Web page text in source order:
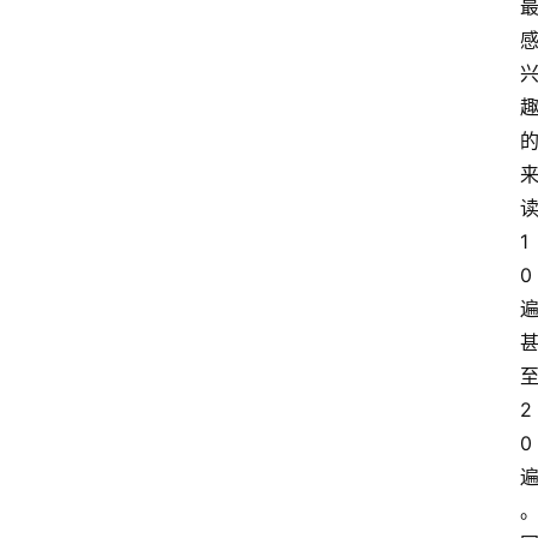
最
感
兴
趣
的
来
读
1
0
遍
甚
至
2
0
遍
。